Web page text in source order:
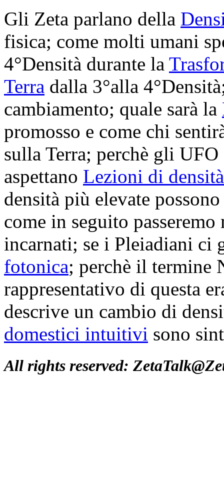
Gli Zeta parlano della
fisica; come molti umani
4°Densità durante la
Terra dalla 3°alla
cambiamento; quale sarà la
promosso e come chi
sulla Terra; perchè gli
aspettano Lezioni di
densità più elevate
come in seguito
incarnati; se i Pleiadiani ci
fotonica; perchè il termine
rappresentativo di questa
descrive un cambio di
domestici intuitivi sono
All rights reserved: